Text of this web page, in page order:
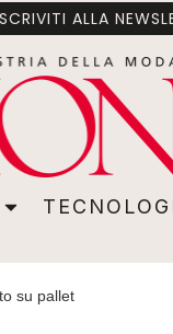
TECNOLOGIA
ALLA
su pallet